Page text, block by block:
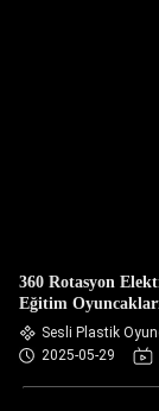
360 Rotasyon
Eğitim
Sesli Plastik
2025-05-29